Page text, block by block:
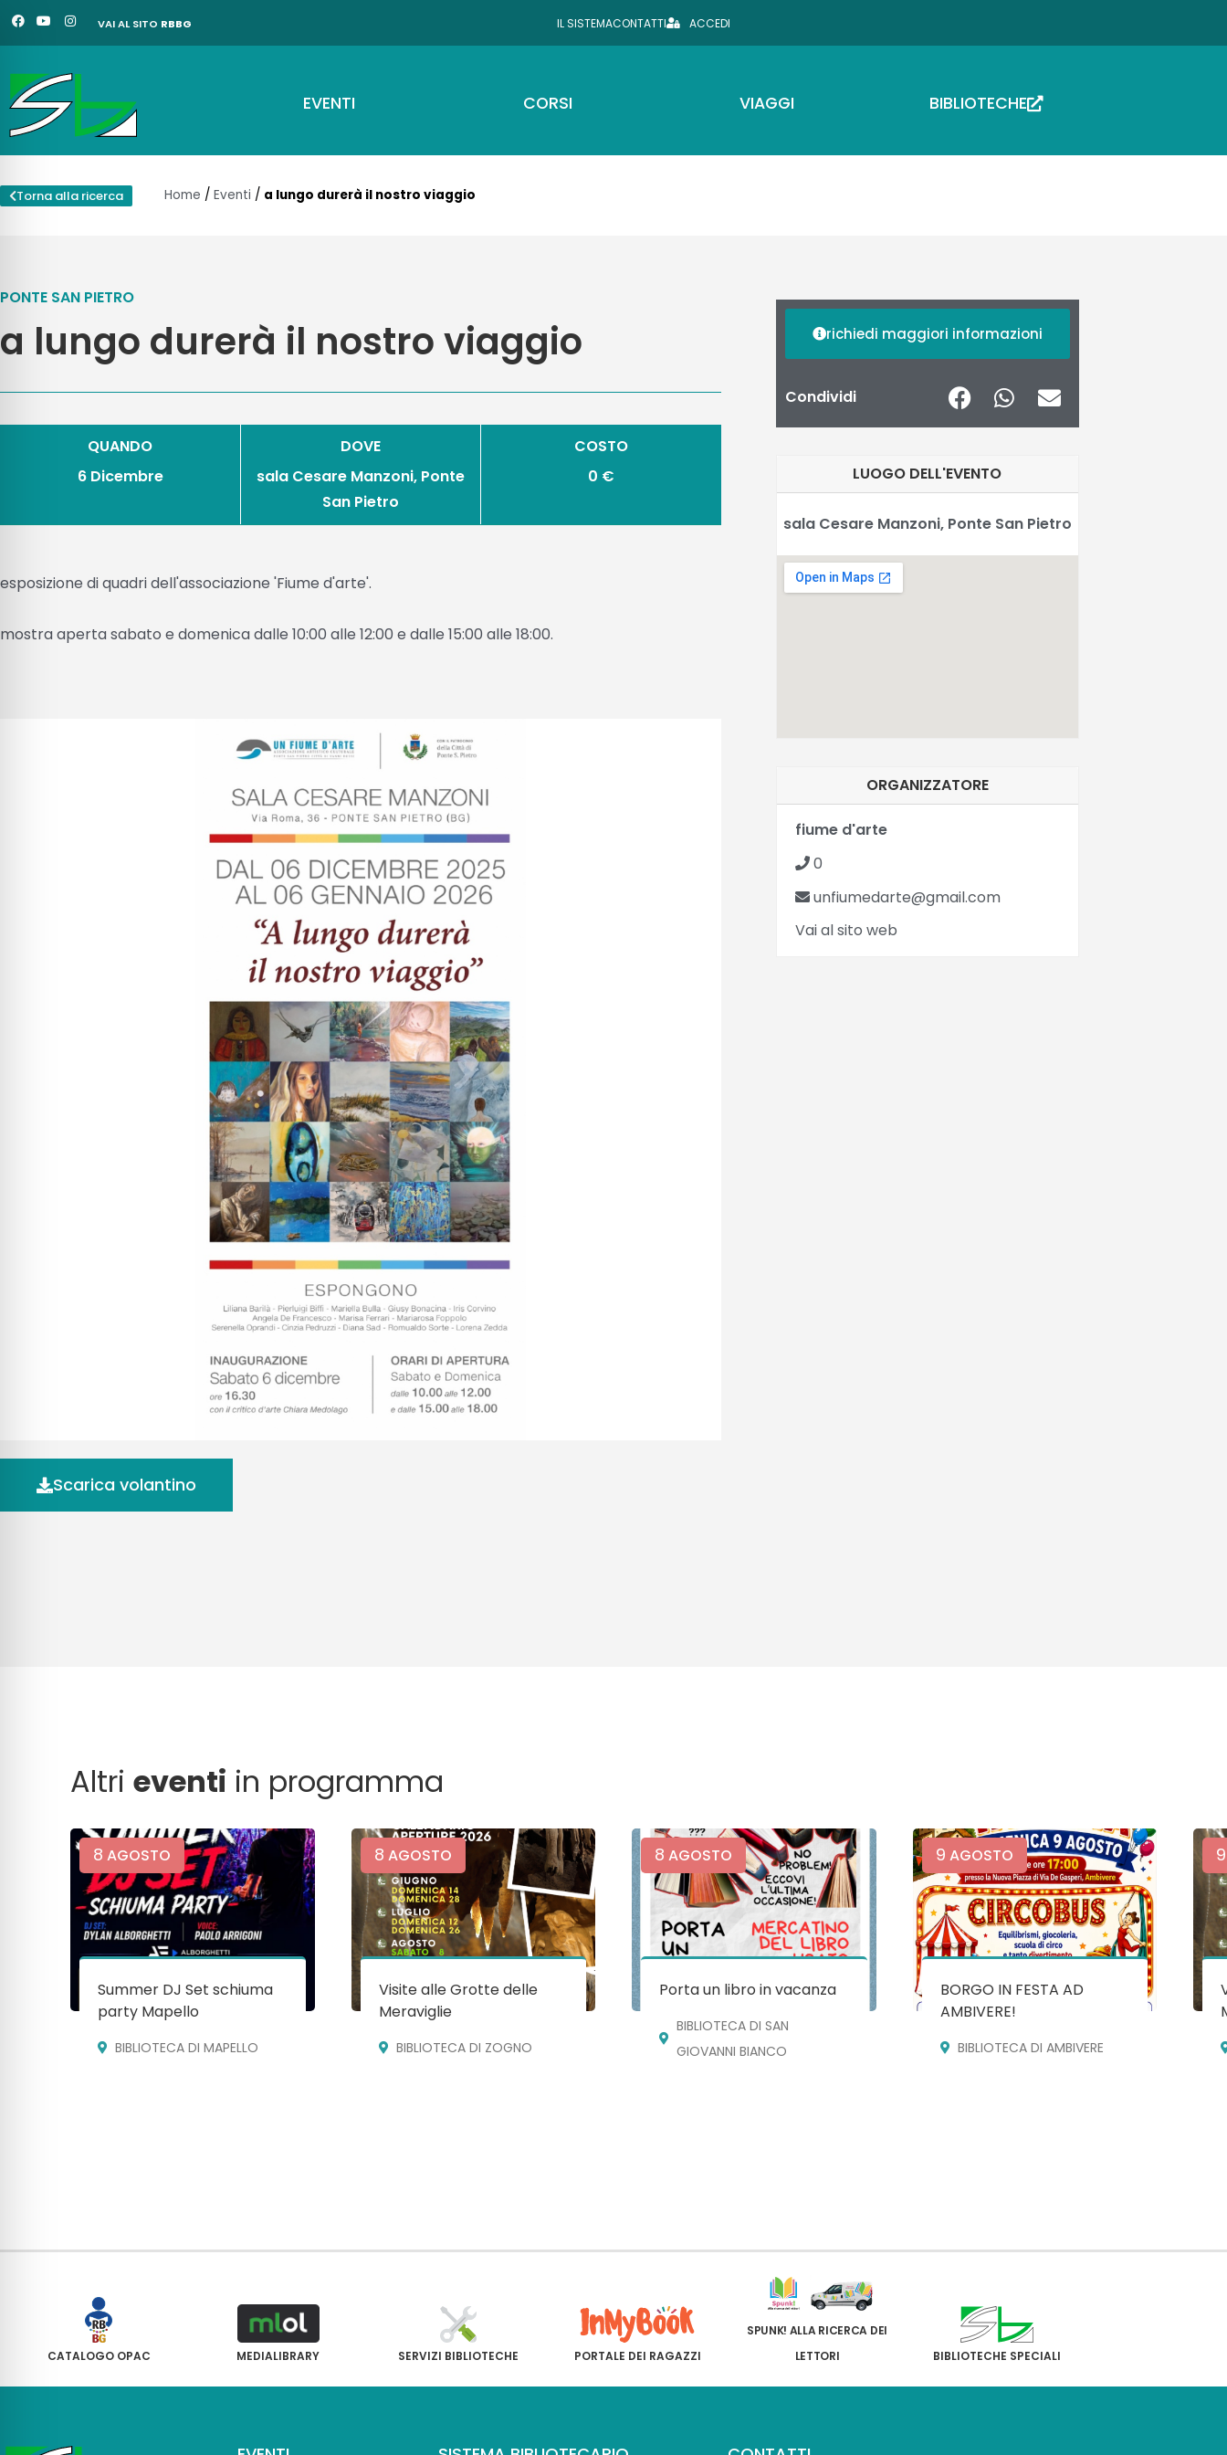
VaiF
a
c
o
o
k
Y
o
u
b
e
I
n
s
g
a
VAI AL SITO RBBG IL SISTEMACONTATTI ACCEDI
EVENTI CORSI VIAGGI BIBLIOTECHE
Torna alla ricerca Home / Eventi / a lungo durerà il nostro viaggio
PONTE SAN PIETRO
a lungo durerà il nostro viaggio
QUANDO
6 Dicembre
DOVE
sala Cesare Manzoni, Ponte
San Pietro
COSTO
0 €
esposizione di quadri dell'associazione 'Fiume d'arte'.
mostra aperta sabato e domenica dalle 10:00 alle 12:00 e dalle 15:00 alle 18:00.
Scarica volantino
richiedi maggiori informazioni
Condividi
LUOGO DELL'EVENTO
sala Cesare Manzoni, Ponte San Pietro
ORGANIZZATORE
fiume d'arte
0
unfiumedarte@gmail.com
Vai al sito web
Altrieventi in programma
8 AGOSTO
Summer DJ Set schiuma
party Mapello
BIBLIOTECA DI MAPELLO
8 AGOSTO
Visite alle Grotte delle
Meraviglie
BIBLIOTECA DI ZOGNO
8 AGOSTO
Porta un libro in vacanza
BIBLIOTECA DI SAN
GIOVANNI BIANCO
9 AGOSTO
BORGO IN FESTA AD
AMBIVERE!
BIBLIOTECA DI AMBIVERE
9
CATALOGO OPAC MEDIALIBRARY SERVIZI BIBLIOTECHE PORTALE DEI RAGAZZI
SPUNK! ALLA RICERCA DEI
LETTORI
BIBLIOTECHE SPECIALI